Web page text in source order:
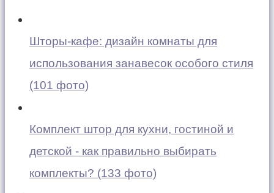
Шторы-кафе: дизайн комнаты для
использования занавесок особого стиля
(101 фото)
Комплект штор для кухни, гостиной и
детской - как правильно выбирать
комплекты? (133 фото)